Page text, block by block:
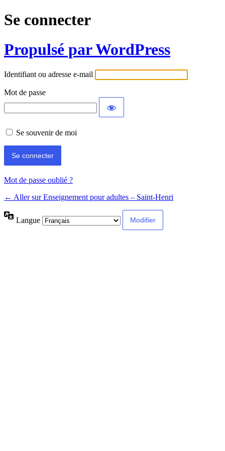
Se connecter
Propulsé par WordPress
Identifiant ou adresse e-mail
Mot de passe
Se souvenir de moi
Mot de passe oublié ?
← Aller sur Enseignement pour adultes – Saint-Henri
Langue